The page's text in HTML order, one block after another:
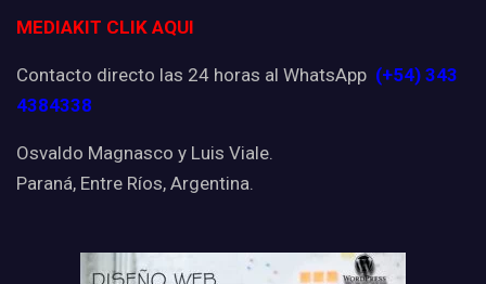
MEDIAKIT CLIK AQUI
Contacto directo las 24 horas al WhatsApp (+54) 343
4384338
Osvaldo Magnasco y Luis Viale.
Paraná, Entre Ríos, Argentina.